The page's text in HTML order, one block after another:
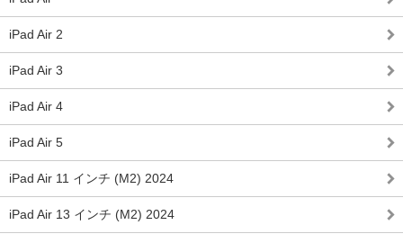
iPad Air 2
iPad Air 3
iPad Air 4
iPad Air 5
iPad Air 11 インチ (M2) 2024
iPad Air 13 インチ (M2) 2024